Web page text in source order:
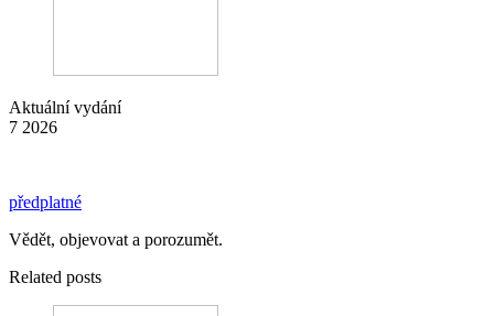
Aktuální vydání
7 2026
předplatné
Vědět, objevovat a porozumět.
Related posts